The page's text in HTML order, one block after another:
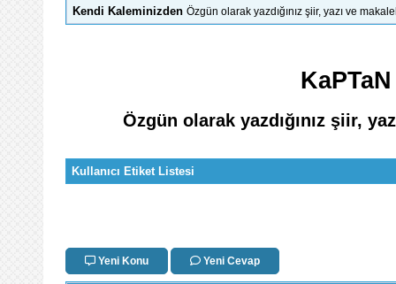
Kendi Kaleminizden Özgün olarak yazdığınız şiir, yazı ve
Özgün olarak yazdığınız şiir,
Kullanıcı Etiket Listesi
Yeni Konu Yeni Cevap